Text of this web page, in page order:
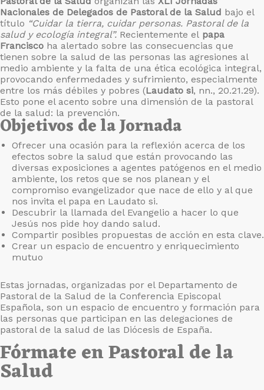
Nacionales de Delegados de Pastoral de la Salud bajo el
título “Cuidar la tierra, cuidar personas. Pastoral de la
salud y ecología integral”. Recientemente el papa
Francisco ha alertado sobre las consecuencias que
tienen sobre la salud de las personas las agresiones al
medio ambiente y la falta de una ética ecológica integral,
provocando enfermedades y sufrimiento, especialmente
entre los más débiles y pobres (Laudato si, nn., 20.21.29).
Esto pone el acento sobre una dimensión de la pastoral
de la salud: la prevención.
Objetivos de la Jornada
Ofrecer una ocasión para la reflexión acerca de los
efectos sobre la salud que están provocando las
diversas exposiciones a agentes patógenos en el medio
ambiente, los retos que se nos planean y el
compromiso evangelizador que nace de ello y al que
nos invita el papa en Laudato si.
Descubrir la llamada del Evangelio a hacer lo que
Jesús nos pide hoy dando salud.
Compartir posibles propuestas de acción en esta clave.
Crear un espacio de encuentro y enriquecimiento
mutuo
Estas jornadas, organizadas por el Departamento de
Pastoral de la Salud de la Conferencia Episcopal
Española, son un espacio de encuentro y formación para
las personas que participan en las delegaciones de
pastoral de la salud de las Diócesis de España.
Fórmate en Pastoral de la
Salud